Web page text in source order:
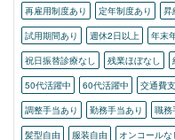
再雇用制度あり
定年制度あり 昇
試用期間あり
週休2日以上 年末
祝日振替診療なし
残業ほぼなし
50代活躍中
60代活躍中 交通費
調整手当あり
勤務手当あり 職務
髪型自由
服装自由 オンコールな